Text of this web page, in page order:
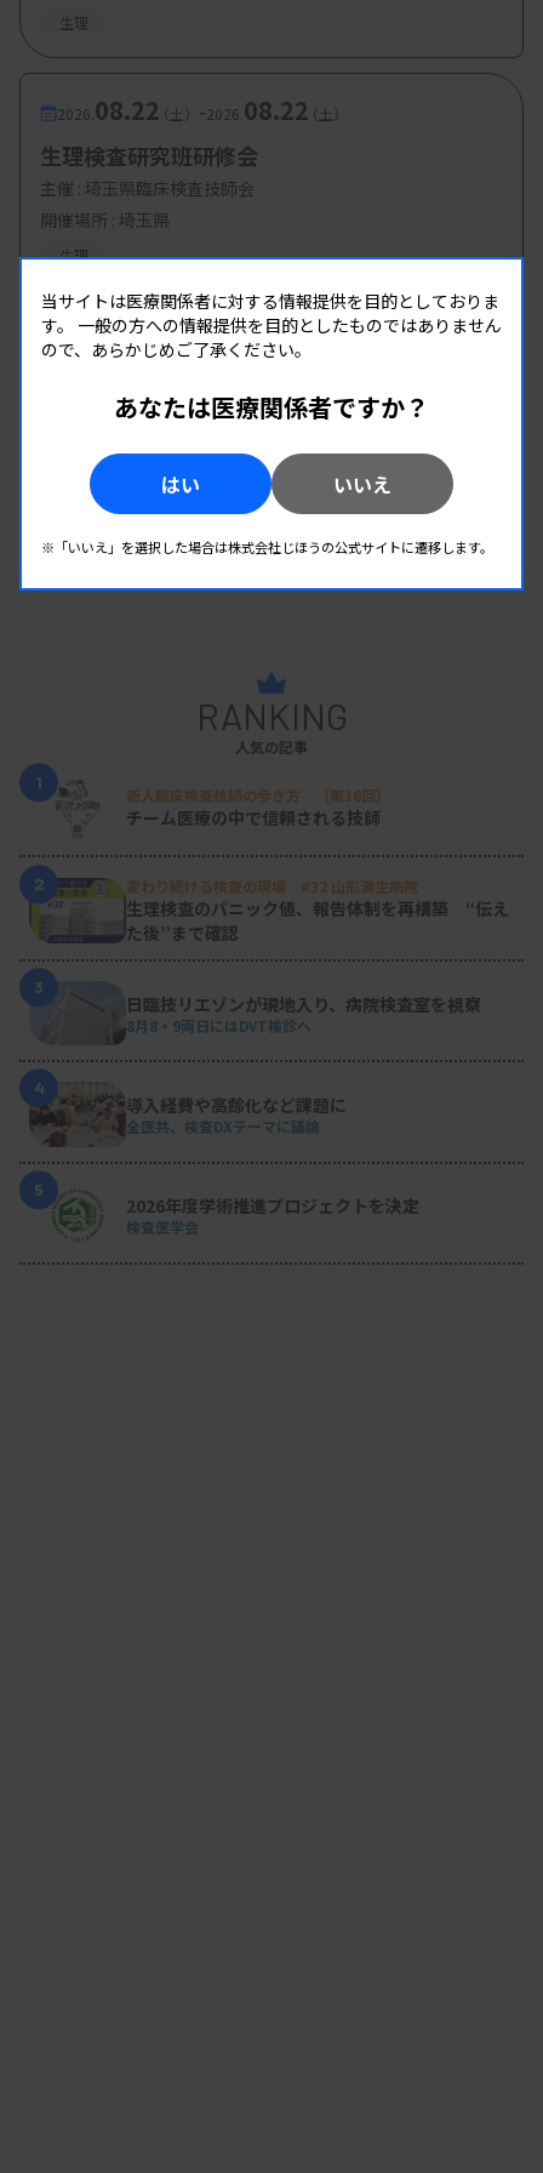
濱田雄一氏・北大路隆正氏
・F波とA波
幸原伸夫氏
〜ハンズオン〜
⑴ 神経伝導検査（基本+反復刺激）
小林昌弘氏
北大路隆正氏
⑶ 神経伝導検査（uncommon+反復刺激）
廣田伸之氏
⑷ 神経伝導検査（uncommon+反復刺激）
野寺裕之氏
⑸ 体性感覚誘発電位
田村暁子氏・濱田雄一氏
Cコース
・電気神経生理学の基礎ー何が本当か？ー
橋本修治氏
・MEG（脳磁図）を臨床に応用しよう
松橋眞生氏
・あっと驚くパルスオキシメトリ活用法
立花直子氏
・Wideband EEG
池田昭夫氏
・問題脳波の検討（持ち込み脳波相談）
下竹昭寛氏・出村彩郁氏
〜ハンズオン〜
・臥位での脳波電極装着のコツと伸縮包帯での電極
生理
2026. 08.22（土） -2026. 08.22（土）
生理検査研究班研修会
主催 : 埼玉県臨床検査技師会
開催場所 : 埼玉県
生理
RANKING
人気の記事
1
新人臨床検査技師の歩き方 ［第16回］
チーム医療の中で信頼される技師
2 変わり続ける検査の現場 #32 山形済生病院
生理検査のパニック値、報告体制を再構築 “伝え
た後”まで確認
3
日臨技リエゾンが現地入り、病院検査室を視察
8月8・9両日にはDVT検診へ
4
導入経費や高齢化など課題に
全医共、検査DXテーマに議論
5
2026年度学術推進プロジェクトを決定
検査医学会
当サイトは医療関係者に対する情報提供を目的としておりま
す。 一般の方への情報提供を目的としたものではありません
ので、あらかじめご了承ください。
あなたは医療関係者ですか？
はい いいえ
※「いいえ」を選択した場合は株式会社じほうの公式サイトに遷移します。